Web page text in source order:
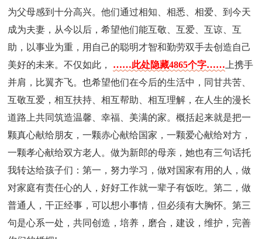
为父母感到十分高兴。他们通过相知、相悉、相爱、到今天
成为夫妻，从今以后，希望他们能互敬、互爱、互谅、互
助，以事业为重，用自己的聪明才智和勤劳双手去创造自己
美好的未来。不仅如此， ……此处隐藏4865个字…… 上携手
并肩，比翼齐飞。也希望他们在今后的生活中，同甘共苦、
互敬互爱，相互扶持、相互帮助、相互理解，在人生的漫长
道路上共同筑造温馨、幸福、美满的家。概括起来就是把一
颗真心献给朋友，一颗赤心献给国家，一颗爱心献给对方，
一颗孝心献给双方老人。做为新郎的母亲，她也有三句话托
我转达给孩子们：第一，努力学习，做对国家有用的人，做
对家庭有责任心的人，好好工作就一辈子有饭吃。第二，做
普通人，干正经事，可以想小事情，但必须有大胸怀。第三
句是心系一处，共同创造，培养，磨合，建设，维护，完善